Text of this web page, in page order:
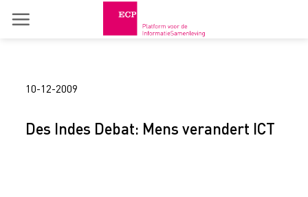
10-12-2009
Des Indes Debat: Mens verandert ICT